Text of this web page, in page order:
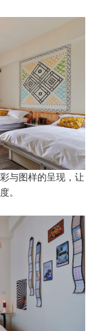
与图样的呈现，让
。